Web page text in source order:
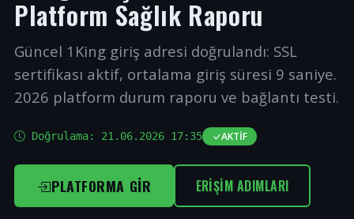
Platform Sağlık Raporu
Güncel 1King giriş adresi doğrulandı: SSL
sertifikası aktif, ortalama giriş süresi 9 saniye.
2026 platform durum raporu ve bağlantı testi.
Doğrulama: 21.06.2026 17:35 AKTIF
PLATFORMA GIR ERIŞIM ADIMLARI